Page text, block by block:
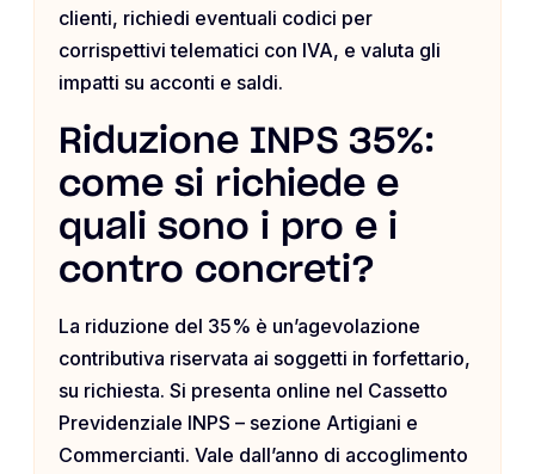
clienti, richiedi eventuali codici per
corrispettivi telematici con IVA, e valuta gli
impatti su acconti e saldi.
Riduzione INPS 35%:
come si richiede e
quali sono i pro e i
contro concreti?
La riduzione del 35% è un’agevolazione
contributiva riservata ai soggetti in forfettario,
su richiesta. Si presenta online nel Cassetto
Previdenziale INPS – sezione Artigiani e
Commercianti. Vale dall’anno di accoglimento